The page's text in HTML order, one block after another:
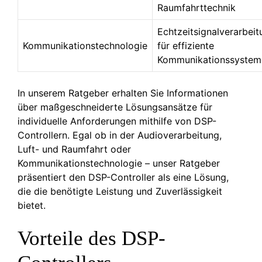
Raumfahrttechnik
Kommunikationstechnologie
für effiziente
In unserem Ratgeber erhalten Sie Informationen
über maßgeschneiderte Lösungsansätze für
individuelle Anforderungen mithilfe von DSP-
Controllern. Egal ob in der Audioverarbeitung,
Luft- und Raumfahrt oder
Kommunikationstechnologie – unser Ratgeber
präsentiert den DSP-Controller als eine Lösung,
die die benötigte Leistung und Zuverlässigkeit
bietet.
Vorteile des DSP-